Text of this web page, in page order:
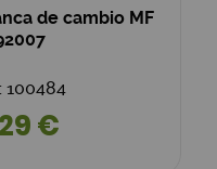
de cambio MF
100484
€